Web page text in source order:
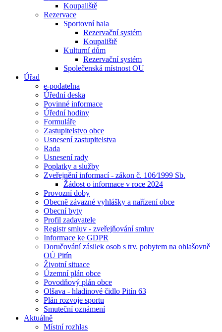
Koupaliště
Rezervace
Sportovní hala
Rezervační systém
Koupaliště
Kulturní dům
Rezervační systém
Společenská místnost OU
Úřad
e-podatelna
Úřední deska
Povinné informace
Úřední hodiny
Formuláře
Zastupitelstvo obce
Usnesení zastupitelstva
Rada
Usnesení rady
Poplatky a služby
Zveřejnění informací - zákon č. 106⁄1999 Sb.
Žádost o informace v roce 2024
Provozní doby
Obecně závazné vyhlášky a nařízení obce
Obecní byty
Profil zadavatele
Registr smluv - zveřejňování smluv
Informace ke GDPR
Doručování zásilek osob s trv. pobytem na ohlašovně
OÚ Pitín
Životní situace
Územní plán obce
Povodňový plán obce
Olšava - hladinové čidlo Pitín 63
Plán rozvoje sportu
Smuteční oznámení
Aktuálně
Místní rozhlas